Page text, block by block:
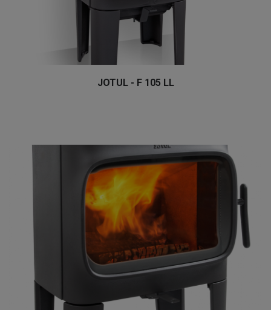
JOTUL - F 105 LL